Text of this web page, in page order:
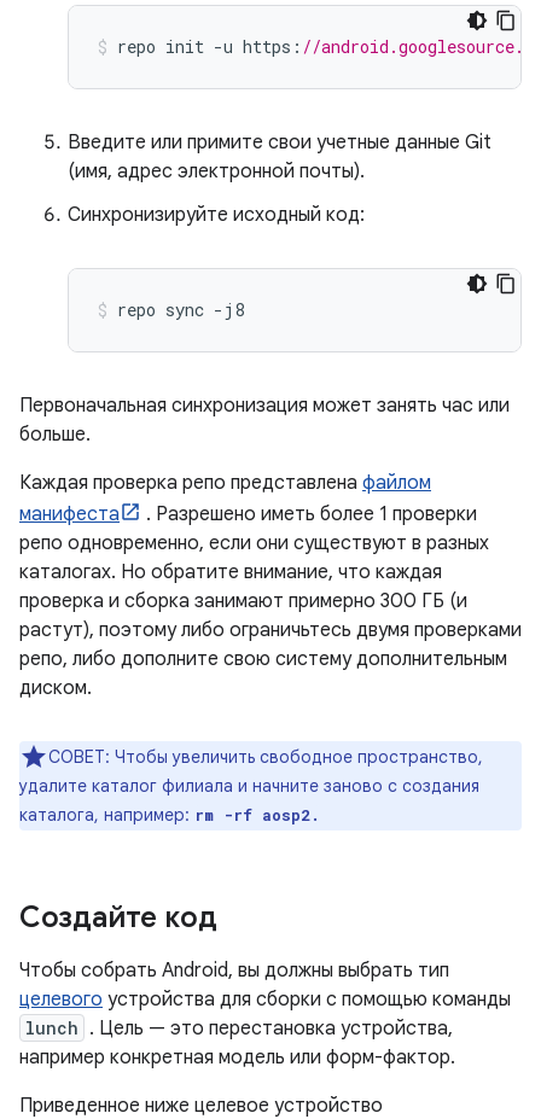
repo init -u https : //
Введите или примите свои учетные данные Git
(имя, адрес электронной почты).
Синхронизируйте исходный код:
repo sync - j8
Первоначальная синхронизация может занять час или
больше.
Каждая проверка репо представлена ​​файлом
манифеста
. Разрешено иметь более 1 проверки
репо одновременно, если они существуют в разных
каталогах. Но обратите внимание, что каждая
проверка и сборка занимают примерно 300 ГБ (и
растут), поэтому либо ограничьтесь двумя проверками
репо, либо дополните свою систему дополнительным
диском.
СОВЕТ: Чтобы увеличить свободное пространство,
удалите каталог филиала и начните заново с создания
каталога, например: rm -rf aosp2.
Создайте код
Чтобы собрать Android, вы должны выбрать тип
целевого устройства для сборки с помощью команды
lunch . Цель — это перестановка устройства,
например конкретная модель или форм-фактор.
Приведенное ниже целевое устройство